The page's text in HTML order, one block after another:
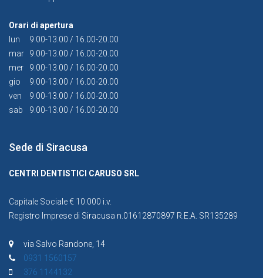
Orari di apertura
lun
9.00-13.00 / 16.00-20.00
mar
9.00-13.00 / 16.00-20.00
mer
9.00-13.00 / 16.00-20.00
gio
9.00-13.00 / 16.00-20.00
ven
9.00-13.00 / 16.00-20.00
sab
9.00-13.00 / 16.00-20.00
Sede di Siracusa
CENTRI DENTISTICI CARUSO SRL
Capitale Sociale € 10.000 i.v.
Registro Imprese di Siracusa n.01612870897 R.E.A. SR135289
via Salvo Randone, 14
0931 1560157
376 1144132